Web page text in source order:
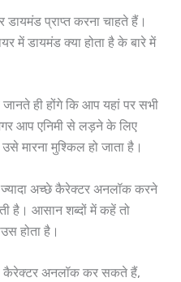
प्राप्त करना चाहते हैं।
में डायमंड क्या होता है के बारे में
ही होंगे कि आप यहां पर सभी
आप एनिमी से लड़ने के लिए
मारना मुश्किल हो जाता है।
ज्यादा अच्छे कैरेक्टर अनलॉक करने
है। आसान शब्दों में कहें तो
होता है।
कैरेक्टर अनलॉक कर सकते हैं,